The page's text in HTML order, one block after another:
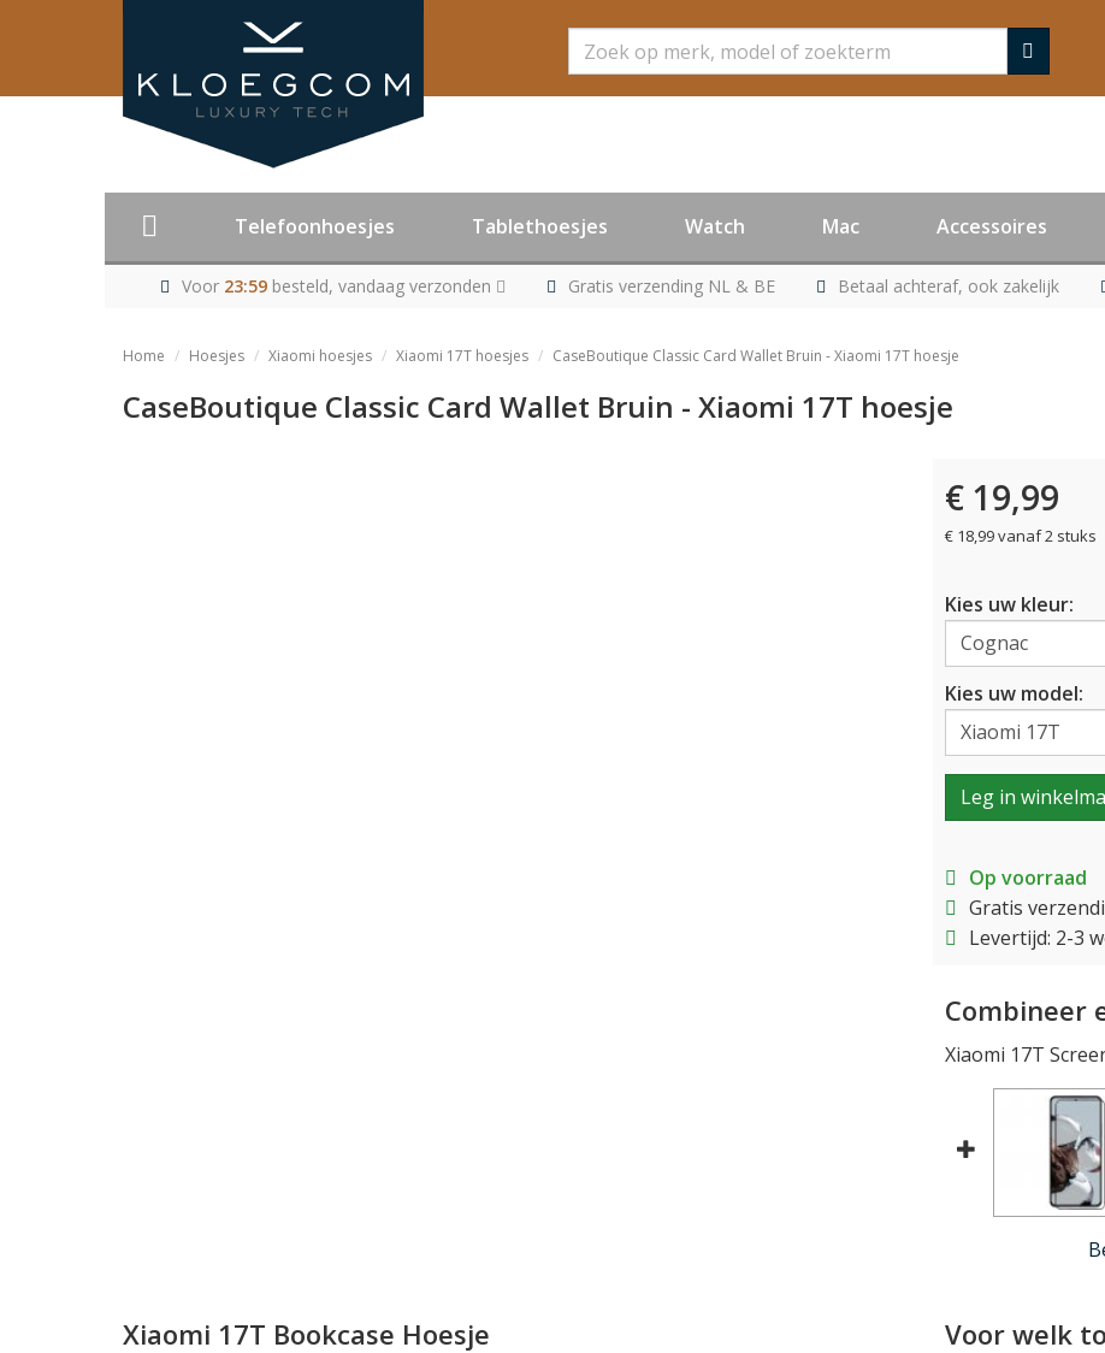
Zoeken
Telefoonhoesjes Tablethoesjes Watch Mac Accessoires
Voor 23:59besteld, vandaag verzonden Gratis verzending NL & BE Betaal achteraf, ook zakelijk
Home Hoesjes Xiaomi hoesjes Xiaomi 17T hoesjes CaseBoutique Classic Card Wallet Bruin - Xiaomi 17T hoesje
CaseBoutique Classic Card Wallet Bruin - Xiaomi 17T hoesje
€ 19,99
€ 18,99 vanaf 2 stuks
Kies uw kleur:
Kies uw model:
Leg in
Op voorraad
Gratis
Levertijd: 2-3
Combineer
Xiaomi 17T
Xiaomi 17T Bookcase Hoesje Voor welk